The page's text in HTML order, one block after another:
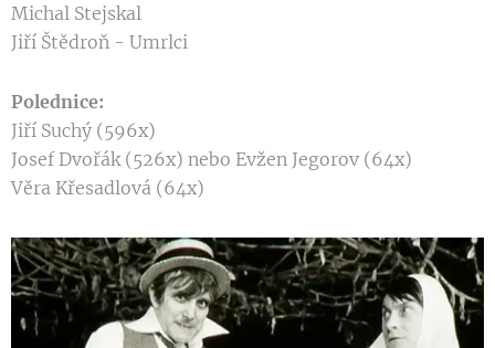
Michal Stejskal
Jiří Štědroň - Umrlci
Polednice:
Jiří Suchý (596x)
Josef Dvořák (526x) nebo Evžen Jegorov (64x)
Věra Křesadlová (64x)